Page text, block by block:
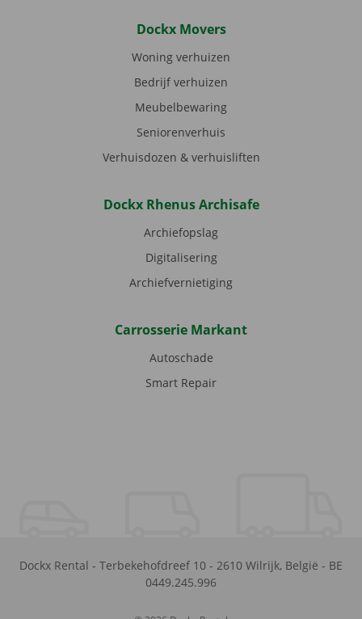
Dockx Movers
Woning verhuizen
Bedrijf verhuizen
Meubelbewaring
Seniorenverhuis
Verhuisdozen & verhuisliften
Dockx Rhenus Archisafe
Archiefopslag
Digitalisering
Archiefvernietiging
Carrosserie Markant
Autoschade
Smart Repair
Dockx Rental - Terbekehofdreef 10 - 2610 Wilrijk, België - BE
0449.245.996